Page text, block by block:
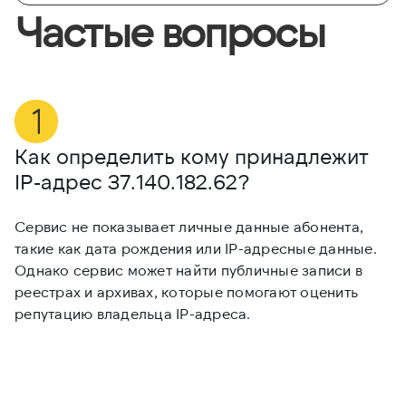
Частые вопросы
Как определить кому принадлежит
IP-адрес 37.140.182.62?
Сервис не показывает личные данные абонента,
такие как дата рождения или IP-адресные данные.
Однако сервис может найти публичные записи в
реестрах и архивах, которые помогают оценить
репутацию владельца IP-адреса.